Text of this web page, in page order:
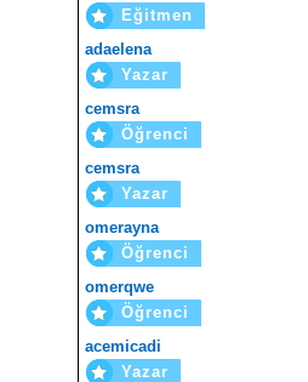
Eğitmen
adaelena
Yazar
cemsra
Öğrenci
cemsra
Yazar
omerayna
Öğrenci
omerqwe
Öğrenci
acemicadi
Yazar